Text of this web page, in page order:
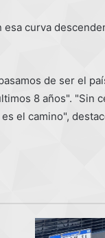
curva
de ser el
8 años". "Sin
el camino",